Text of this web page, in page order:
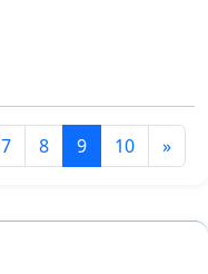
7 8 9 10 »